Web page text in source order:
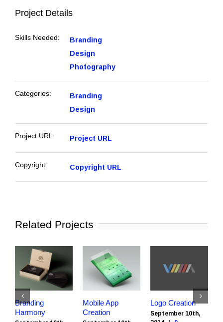
Project Details
Skills Needed:
Branding
Design
Photography
Categories:
Branding
Design
Project URL: Project URL
Copyright: Copyright URL
Related Projects
Branding
Harmony
Mobile App
Creation
Logo Creation
September 10th,